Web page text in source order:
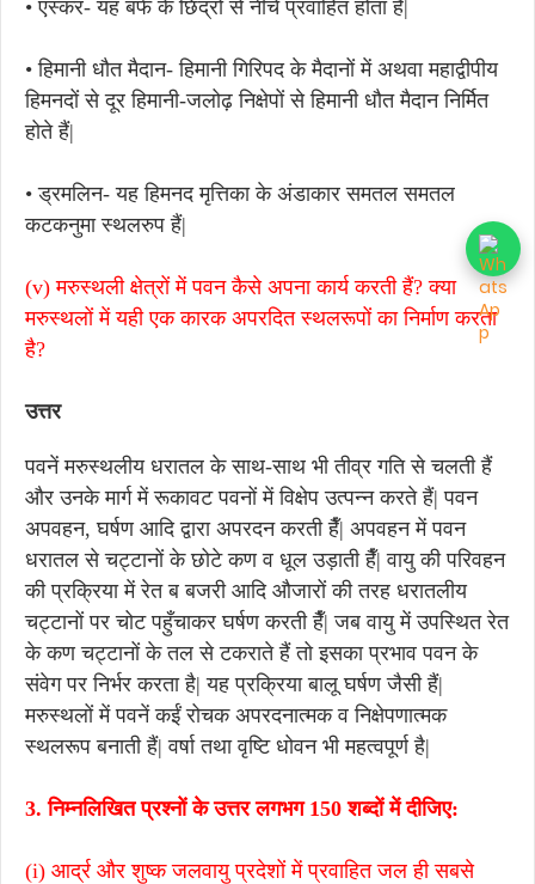
• एस्कर- यह बर्फ के छिद्रों से नीचे प्रवाहित होता है|
• हिमानी धौत मैदान- हिमानी गिरिपद के मैदानों में अथवा महाद्वीपीय
हिमनदों से दूर हिमानी-जलोढ़ निक्षेपों से हिमानी धौत मैदान निर्मित
होते हैं|
• ड्रमलिन- यह हिमनद मृत्तिका के अंडाकार समतल समतल
कटकनुमा स्थलरुप हैं|
(v) मरुस्थली क्षेत्रों में पवन कैसे अपना कार्य करती हैं? क्या
मरुस्थलों में यही एक कारक अपरदित स्थलरूपों का निर्माण करता
है?
उत्तर
पवनें मरुस्थलीय धरातल के साथ-साथ भी तीव्र गति से चलती हैं
और उनके मार्ग में रूकावट पवनों में विक्षेप उत्पन्न करते हैं| पवन
अपवहन, घर्षण आदि द्वारा अपरदन करती हैँ| अपवहन में पवन
धरातल से चट्टानों के छोटे कण व धूल उड़ाती हैँ| वायु की परिवहन
की प्रक्रिया में रेत ब बजरी आदि औजारों की तरह धरातलीय
चट्टानों पर चोट पहुँचाकर घर्षण करती हैँ| जब वायु में उपस्थित रेत
के कण चट्टानों के तल से टकराते हैं तो इसका प्रभाव पवन के
संवेग पर निर्भर करता है| यह प्रक्रिया बालू घर्षण जैसी हैं|
मरुस्थलों में पवनें कईं रोचक अपरदनात्मक व निक्षेपणात्मक
स्थलरूप बनाती हैं| वर्षा तथा वृष्टि धोवन भी महत्वपूर्ण है|
3. निम्नलिखित प्रश्नों के उत्तर लगभग 150 शब्दों में दीजिए:
(i) आर्द्र और शुष्क जलवायु प्रदेशों में प्रवाहित जल ही सबसे